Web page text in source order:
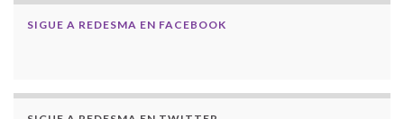
SIGUE A REDESMA EN FACEBOOK